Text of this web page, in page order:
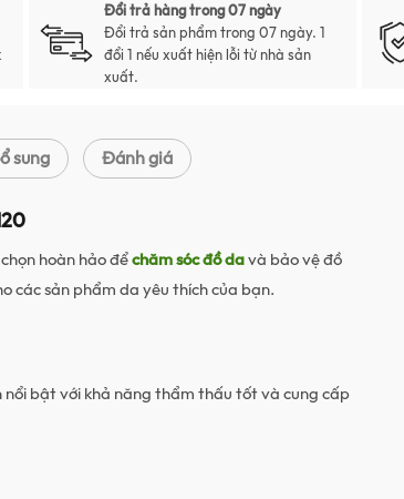
Đổi trả hàng trong 07 ngày
Đổi trả sản phẩm trong 07 ngày. 1
đổi 1 nếu xuất hiện lỗi từ nhà sản
xuất.
sung Đánh giá
hoàn hảo đểchăm sóc đồ davà bảo vệ đồ
các sản phẩm da yêu thích của bạn.
bật với khả năng thẩm thấu tốt và cung cấp